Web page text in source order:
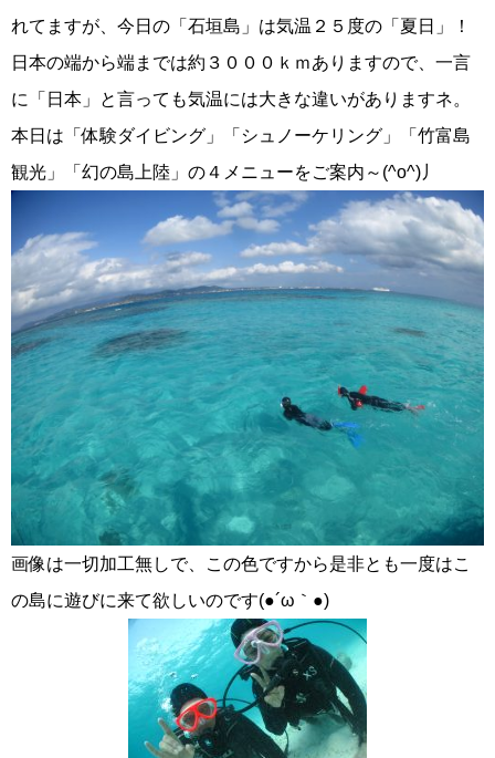
れてますが、今日の「石垣島」は気温２５度の「夏日」！
日本の端から端までは約３０００ｋｍありますので、一言
に「日本」と言っても気温には大きな違いがありますネ。
本日は「体験ダイビング」「シュノーケリング」「竹富島
観光」「幻の島上陸」の４メニューをご案内～(^o^)丿
画像は一切加工無しで、この色ですから是非とも一度はこ
の島に遊びに来て欲しいのです(●´ω｀●)